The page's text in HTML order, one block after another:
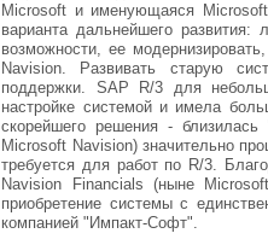
Microsoft и именующаяся
варианта дальнейшего
возможности, ее
Navision. Развивать старую
поддержки. SAP R/3 для
настройке системой и имела
скорейшего решения -
Microsoft Navision) значительно
требуется для работ по R/3.
Navision Financials (ныне
приобретение системы с
компанией "Импакт-Софт".